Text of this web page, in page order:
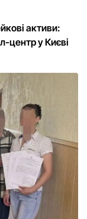
активи:
центр у Києві